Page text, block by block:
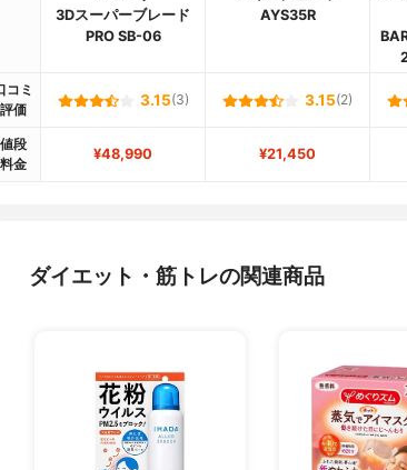
3Dスーパーブレード
PRO SB-06
AYS35R
コミ
評価
3.15(3) 3.15(2)
値段
料金
¥48,990 ¥21,450
ダイエット・筋トレの関連商品